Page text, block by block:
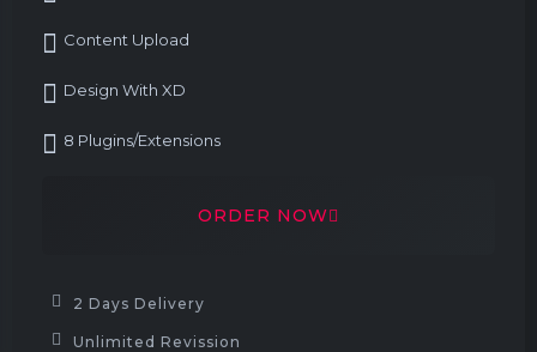
Content Upload
Design With XD
8 Plugins/Extensions
ORDER NOW
2 Days Delivery
Unlimited Revission